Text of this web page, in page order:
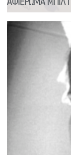
ΑΦΙΕΡΩΜΑ ΜΠΙΛ